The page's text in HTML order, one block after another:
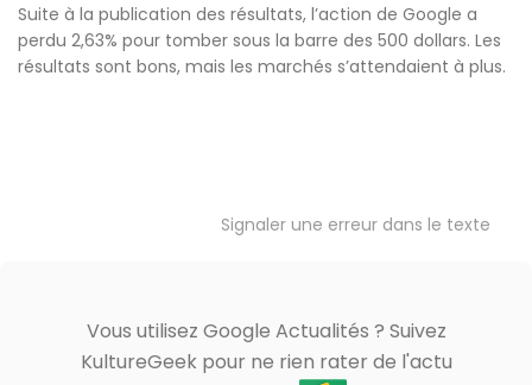
Suite à la publication des résultats, l’action de Google a
perdu 2,63% pour tomber sous la barre des 500 dollars. Les
résultats sont bons, mais les marchés s’attendaient à plus.
Signaler une erreur dans le texte
Vous utilisez Google Actualités ? Suivez
KultureGeek pour ne rien rater de l'actu